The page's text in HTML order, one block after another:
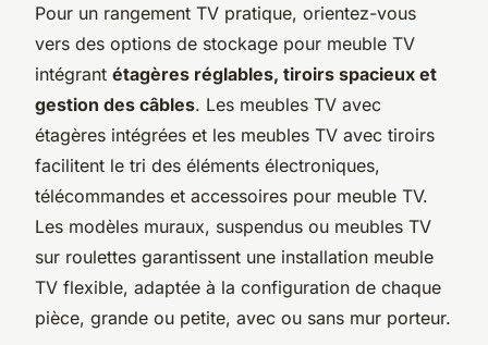
Pour un rangement TV pratique, orientez-vous
vers des options de stockage pour meuble TV
intégrant étagères réglables, tiroirs spacieux et
gestion des câbles. Les meubles TV avec
étagères intégrées et les meubles TV avec tiroirs
facilitent le tri des éléments électroniques,
télécommandes et accessoires pour meuble TV.
Les modèles muraux, suspendus ou meubles TV
sur roulettes garantissent une installation meuble
TV flexible, adaptée à la configuration de chaque
pièce, grande ou petite, avec ou sans mur porteur.